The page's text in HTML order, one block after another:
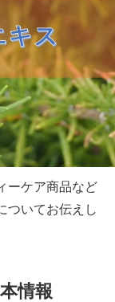
ーケア商品など
いてお伝えし
情報